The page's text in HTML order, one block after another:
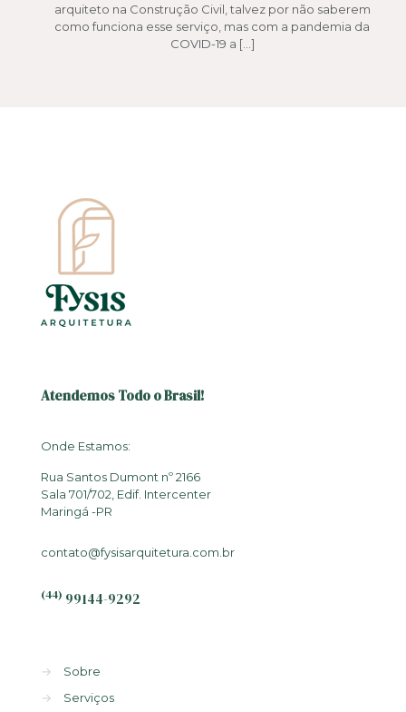
arquiteto na Construção Civil, talvez por não saberem
como funciona esse serviço, mas com a pandemia da
COVID-19 a […]
Atendemos Todo o Brasil!
Onde Estamos:
Rua Santos Dumont nº 2166
Sala 701/702, Edif. Intercenter
Maringá -PR
contato@fysisarquitetura.com.br
(44) 99144-9292
→
Sobre
→
Serviços